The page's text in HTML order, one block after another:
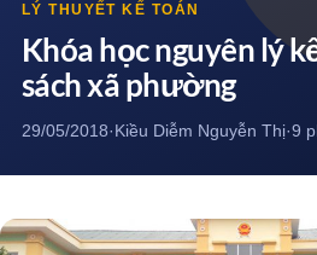
LÝ THUYẾT KẾ TOÁN
Khóa học nguyên lý
sách xã phường
29/05/2018·Kiều Diễm Nguyễn Thị·9